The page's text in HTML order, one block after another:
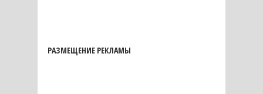
РАЗМЕЩЕНИЕ РЕКЛАМЫ